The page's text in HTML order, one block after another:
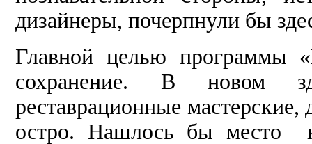
дизайнеры, почерпнули бы
Главной целью программы
сохранение. В новом
реставрационные
остро. Нашлось бы место